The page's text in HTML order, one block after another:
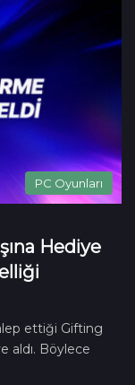
PC Oyunları
Hediye
ettiği Gifting
aldı. Böylece